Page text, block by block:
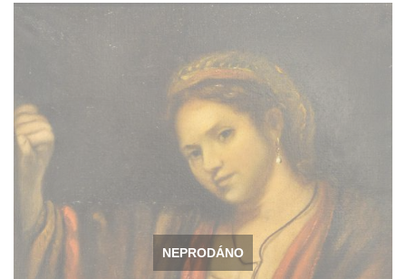
NEPRODÁNO